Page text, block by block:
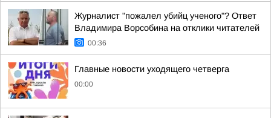
Журналист "пожалел убийц ученого"? Ответ
Владимира Ворсобина на отклики читателей
00:36
Главные новости уходящего четверга
00:00